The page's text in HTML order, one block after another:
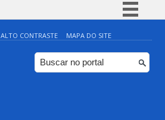
Simplifique!
Comunica BR
Participe
ALTO CONTRASTE MAPA DO SITE